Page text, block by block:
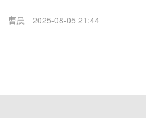
曹晨 2025-08-05 21:44